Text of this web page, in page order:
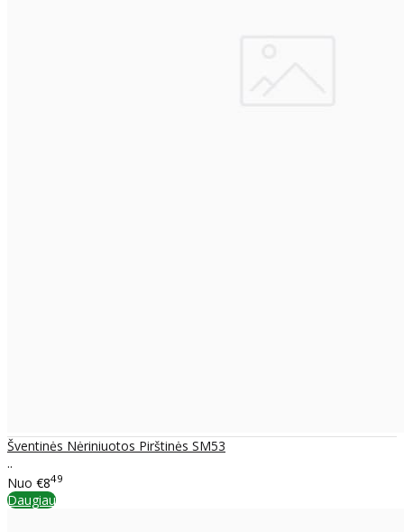
Šventinės Nėriniuotos Pirštinės SM53
..
Nuo €849
Daugiau